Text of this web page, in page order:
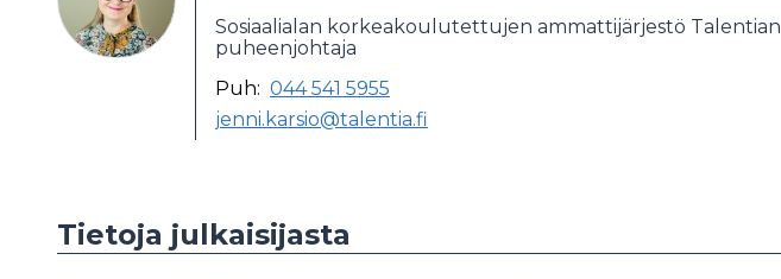
Sosiaalialan korkeakoulutettujen ammattijärjestö Talentian
puheenjohtaja
Puh: 044 541 5955
jenni.karsio@talentia.fi
Tietoja julkaisijasta